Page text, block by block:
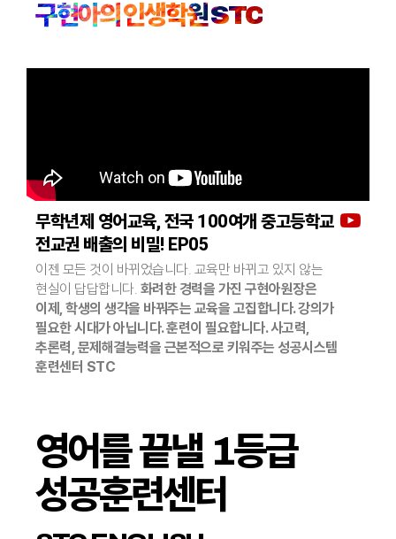
구현아의 인생학원 STC
무학년제 영어교육, 전국 100여개 중고등학교
전교권 배출의 비밀! EP05
이젠 모든 것이 바뀌었습니다. 교육만 바뀌고 있지 않는
현실이 답답합니다. 화려한 경력을 가진 구현아원장은
이제, 학생의 생각을 바꿔주는 교육을 고집합니다. 강의가
필요한 시대가 아닙니다. 훈련이 필요합니다. 사고력,
추론력, 문제해결능력을 근본적으로 키워주는 성공시스템
훈련센터 STC
영어를 끝낼 1등급
성공훈련센터